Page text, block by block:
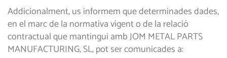
Addicionalment, us informem que determinades dades,
en el marc de la normativa vigent o de la relació
contractual que mantingui amb JOM METAL PARTS
MANUFACTURING, SL, pot ser comunicades a: